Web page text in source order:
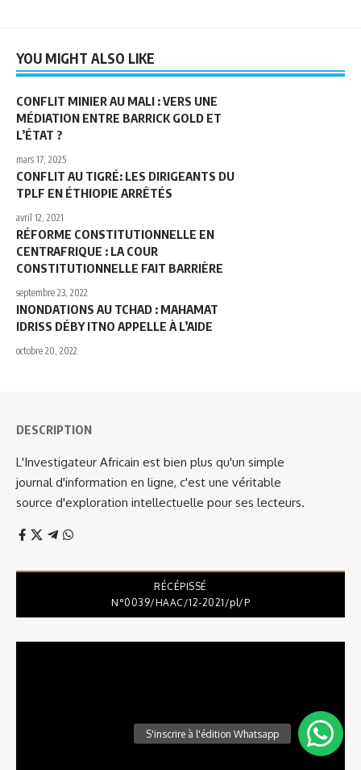
YOU MIGHT ALSO LIKE
CONFLIT MINIER AU MALI : VERS UNE
MÉDIATION ENTRE BARRICK GOLD ET
L’ÉTAT ?
mars 17, 2025
CONFLIT AU TIGRÉ: LES DIRIGEANTS DU
TPLF EN ÉTHIOPIE ARRÊTÉS
avril 12, 2021
RÉFORME CONSTITUTIONNELLE EN
CENTRAFRIQUE : LA COUR
CONSTITUTIONNELLE FAIT BARRIÈRE
septembre 23, 2022
INONDATIONS AU TCHAD : MAHAMAT
IDRISS DÉBY ITNO APPELLE À L’AIDE
octobre 20, 2022
DESCRIPTION
L'Investigateur Africain est bien plus qu'un simple
journal d'information en ligne, c'est une véritable
source d'exploration intellectuelle pour ses lecteurs.
RÉCÉPISSÉ
N°0039/HAAC/12-2021/pl/P